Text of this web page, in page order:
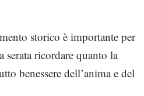
storico è importante per
serata ricordare quanto la
benessere dell’anima e del